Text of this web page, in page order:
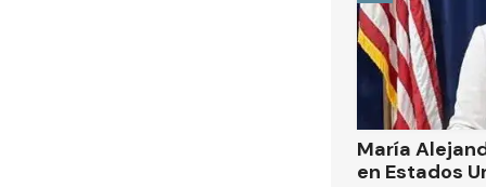
María
en Estados